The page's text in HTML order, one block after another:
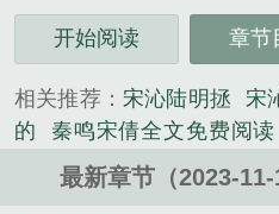
三秒记住本站：起笔阁 网
《宋沁与陆明丞》是宋明
开始阅读 章节
相关推荐： 宋沁陆明拯 宋
的
秦鸣宋倩全文免费阅读
陆明氶
女主宋沁男主陆明
的免费 宋沁陆明丞叫什么
最新章节（2023-11-